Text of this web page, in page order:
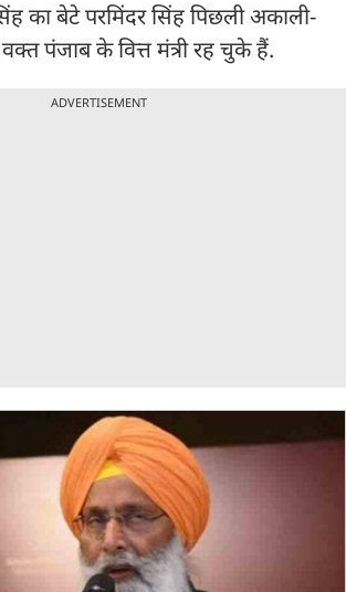
का बेटे परमिंदर सिंह पिछली अकाली-
पंजाब के वित्त मंत्री रह चुके हैं.
ADVERTISEMENT